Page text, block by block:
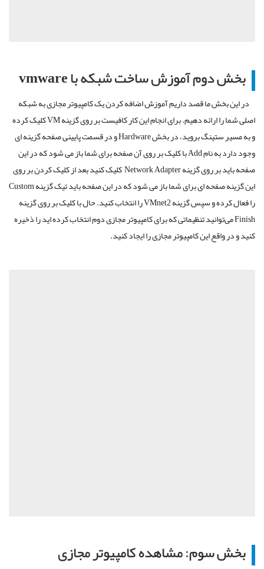
بخش دوم آموزش ساخت شبکه با vmware
در این بخش ما قصد داریم آموزش اضافه کردن یک کامپیوتر مجازی به شبکه
اصلی شما را ارائه دهیم. برای انجام این کار کافیست بر روی گزینه VM کلیک کرده
و به مسیر ستینگ بروید، در بخش Hardware و در قسمت پایینی صفحه گزینه ای
وجود دارد به نام Add با کلیک بر روی آن صفحه برای شما باز می شود که در این
صفحه باید بر روی گزینه Network Adapter کلیک کنید بعد از کلیک کردن بر روی
این گزینه صفحه ای برای شما باز می شود که در این صفحه باید تیک گزینه Custom
را فعال کرده و سپس گزینه VMnet2 را انتخاب کنید. حال با کلیک بر روی گزینه
Finish می‌توانید تنظیماتی که برای کامپیوتر مجازی دوم انتخاب کرده اید را ذخیره
کنید و در واقع این کامپیوتر مجازی را ایجاد کنید.
بخش سوم: مشاهده کامپیوتر مجازی